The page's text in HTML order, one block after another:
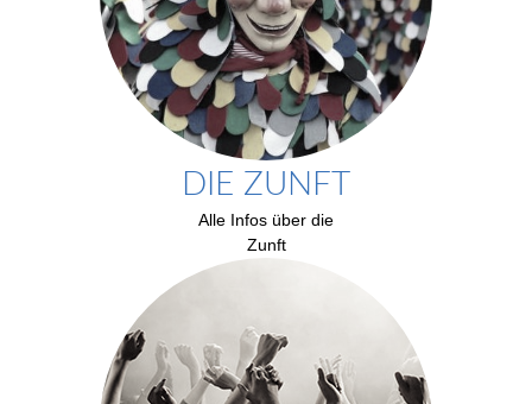
DIE ZUNFT
Alle Infos über die
Zunft